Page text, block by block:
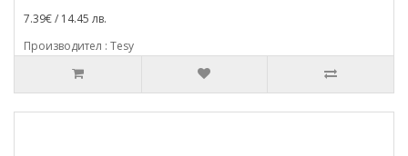
7.39€ / 14.45 лв.
Производител : Tesy